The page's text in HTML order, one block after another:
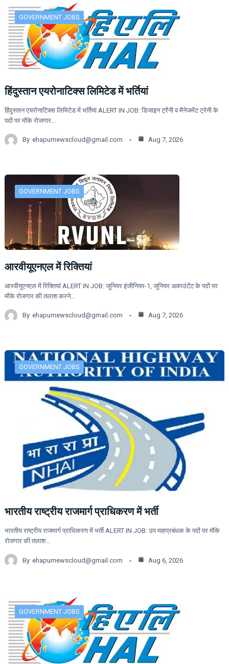
GOVERNMENT JOBS
हिंदुस्तान एयरोनाटिक्स लिमिटेड में भर्तियां
हिंदुस्तान एयरोनाटिक्स लिमिटेड में भर्तियां ALERT IN JOB: डिजाइन ट्रैनी व मैनेजमेंट ट्रेनी के
पदों पर मौके रोजगार…
By ehapurnewscloud@gmail.com Aug 7, 2026
GOVERNMENT JOBS
आरवीयूएनएल में रिक्तियां
आरवीयूएनएल में रिक्तियां ALERT IN JOB: जूनियर इंजीनियर-1, जूनियर अकाउंटेंट के पदों पर
मौके रोजगार की तलाश करने…
By ehapurnewscloud@gmail.com Aug 7, 2026
GOVERNMENT JOBS
भारतीय राष्ट्रीय राजमार्ग प्राधिकरण में भर्ती
भारतीय राष्ट्रीय राजमार्ग प्राधिकरण में भर्ती ALERT IN JOB: उप महाप्रबंधक के पदों पर मौके
रोजगार की तलाश…
By ehapurnewscloud@gmail.com Aug 6, 2026
GOVERNMENT JOBS